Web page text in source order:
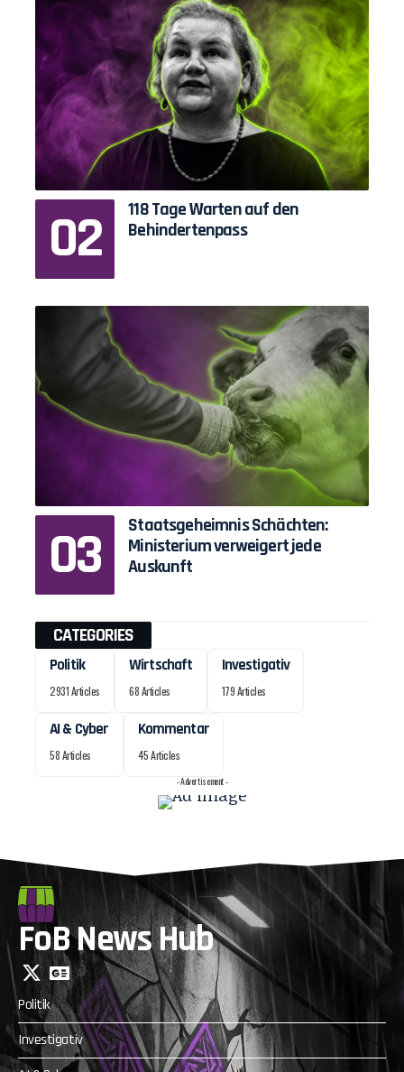
118 Tage Warten auf den
Behindertenpass
Staatsgeheimnis Schächten:
Ministerium verweigert jede
Auskunft
CATEGORIES
Politik
2931 Articles
Wirtschaft
68 Articles
Investigativ
179 Articles
AI & Cyber
58 Articles
Kommentar
45 Articles
- Advertisement -
FoB News Hub
Politik
Investigativ